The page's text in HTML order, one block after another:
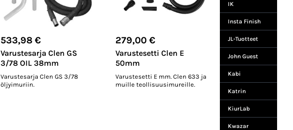
533,98 €
Varustesarja Clen GS
3/78 OIL 38mm
Varustesarja Clen GS 3/78
öljyimuriin.
279,00 €
Varustesetti Clen E
50mm
Varustesetti E mm. Clen 633 ja
muille teollisuusimureille.
IK
Insta Finish
JL-Tuotteet
John Guest
Kabi
Katrin
KiurLab
Kwazar